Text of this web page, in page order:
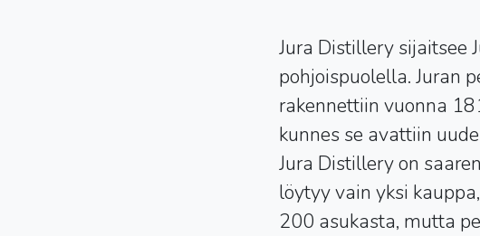
Jura Distillery sijaitsee
pohjoispuolella. Juran
rakennettiin vuonna
kunnes se avattiin
Jura Distillery on
löytyy vain yksi
200 asukasta, mutta